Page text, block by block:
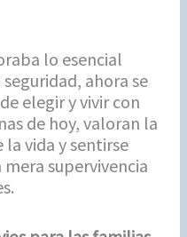
lo esencial
ahora se
elegir y vivir con
de hoy, valoran la
vida y sentirse
supervivencia